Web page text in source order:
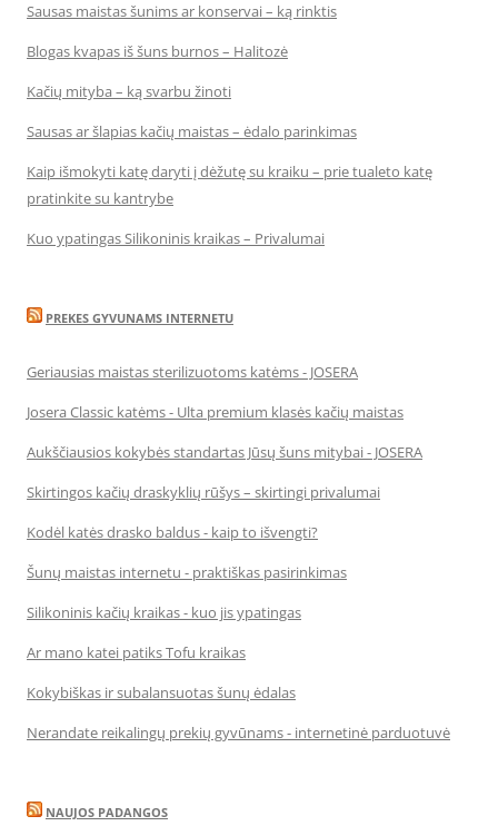
Sausas maistas šunims ar konservai – ką rinktis
Blogas kvapas iš šuns burnos – Halitozė
Kačių mityba – ką svarbu žinoti
Sausas ar šlapias kačių maistas – ėdalo parinkimas
Kaip išmokyti katę daryti į dėžutę su kraiku – prie tualeto katę
pratinkite su kantrybe
Kuo ypatingas Silikoninis kraikas – Privalumai
PREKES GYVUNAMS INTERNETU
Geriausias maistas sterilizuotoms katėms - JOSERA
Josera Classic katėms - Ulta premium klasės kačių maistas
Aukščiausios kokybės standartas Jūsų šuns mitybai - JOSERA
Skirtingos kačių draskyklių rūšys – skirtingi privalumai
Kodėl katės drasko baldus - kaip to išvengti?
Šunų maistas internetu - praktiškas pasirinkimas
Silikoninis kačių kraikas - kuo jis ypatingas
Ar mano katei patiks Tofu kraikas
Kokybiškas ir subalansuotas šunų ėdalas
Nerandate reikalingų prekių gyvūnams - internetinė parduotuvė
NAUJOS PADANGOS